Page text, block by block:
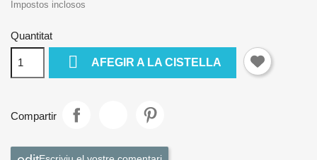
Impostos inclosos
Quantitat
 AFEGIR A LA CISTELLA
Compartir